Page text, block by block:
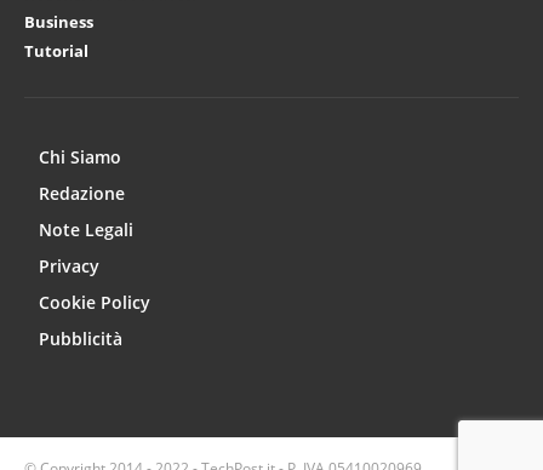
Business
Tutorial
Chi Siamo
Redazione
Note Legali
Privacy
Cookie Policy
Pubblicità